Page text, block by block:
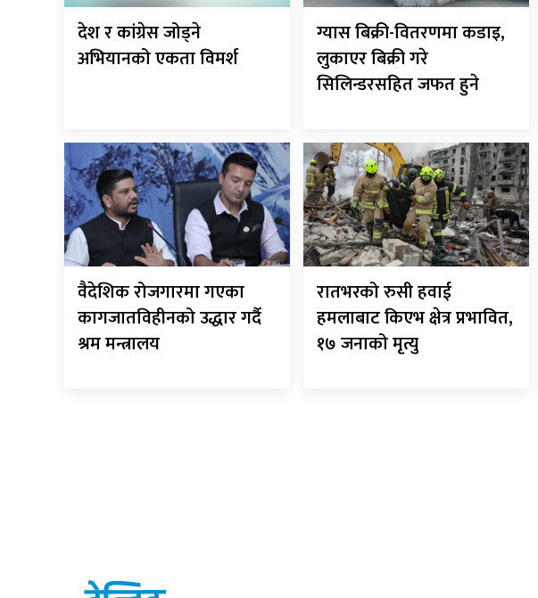
देश र कांग्रेस जोड्ने
अभियानको एकता विमर्श
ग्यास बिक्री-वितरणमा कडाइ,
लुकाएर बिक्री गरे
सिलिन्डरसहित जफत हुने
वैदेशिक रोजगारमा गएका
कागजातविहीनको उद्धार गर्दै
श्रम मन्त्रालय
रातभरको रुसी हवाई
हमलाबाट किएभ क्षेत्र प्रभावित,
१७ जनाको मृत्यु